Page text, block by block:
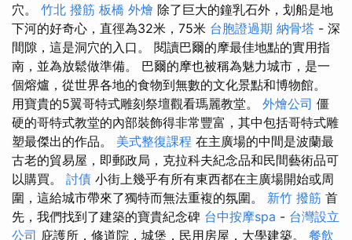
穴。 竹北 撥筋 板橋 外燴 除了巨大的鐘乳石外，划船是地
下河的好奇心，直徑為32米，75米 台胞證過期 納骨塔 - 深
間隙，這是洞穴的入口。 閱讀巴爾的摩最佳地點的實用指
南，並為放鬆做準備。 巴爾的摩也被稱為魅力城市，是一
個熔爐，從世界各地的食物到無數的文化景點和博物館。
用寶貴的5翼哥特式雕刻祭壇觀看瑪麗教堂。 外燴公司 僵
硬的哥特式教堂的內部裝飾得非常豐富，其中包括哥特式雕
塑最傑出的作品。 美式整復課程 在主廣場的中間是波蘭最
古老的貿易屋，即郵政局，克拉科夫紀念品和民間藝術品可
以購買。 討債 小街上幾乎有所有東西都在主廣場開始或周
圍，這給城市帶來了獨特而無法重複的氛圍。 新竹 撥筋 首
先，我們找到了建築的寶貴紀念碑 台中按摩spa - 台灣設立
公司 庇護所，修道院，城堡，民用房屋，大學建築。 餐飲